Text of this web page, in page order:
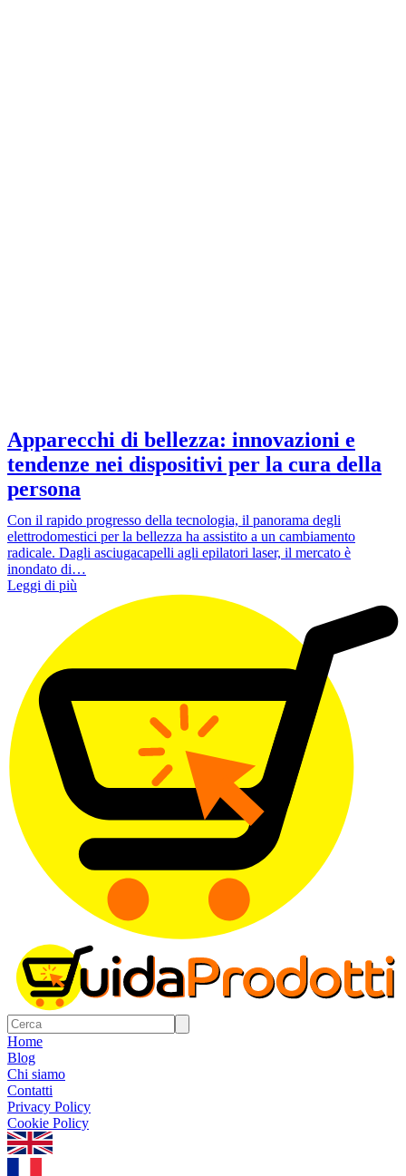
Apparecchi di bellezza: innovazioni e
tendenze nei dispositivi per la cura della
persona
Con il rapido progresso della tecnologia, il panorama degli
elettrodomestici per la bellezza ha assistito a un cambiamento
radicale. Dagli asciugacapelli agli epilatori laser, il mercato è
inondato di…
Leggi di più
Home
Blog
Chi siamo
Contatti
Privacy Policy
Cookie Policy